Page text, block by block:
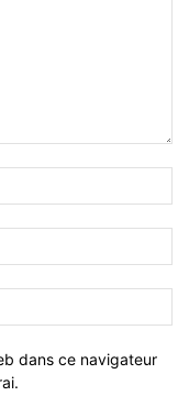
dans ce navigateur